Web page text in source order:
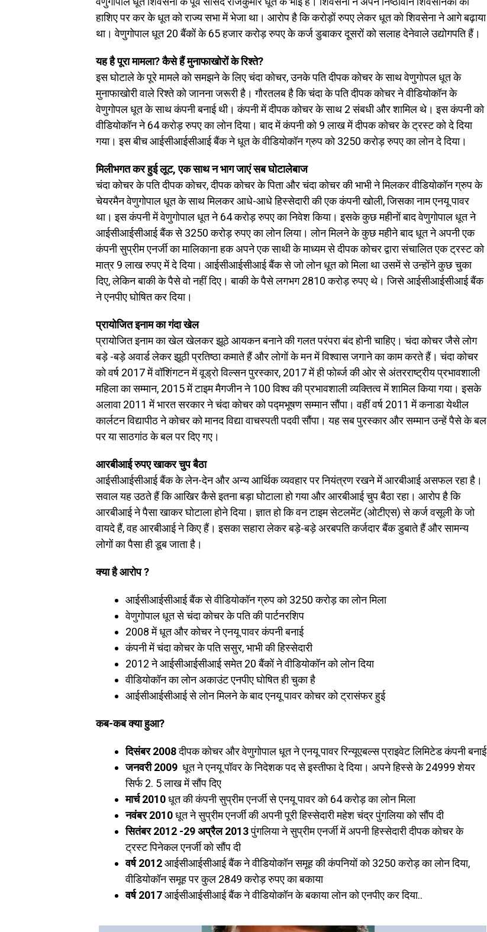
हाशिए पर कर के धूत को राज्य सभा में भेजा था। आरोप है कि करोड़ों रुपए लेकर धूत को शिवसेना ने आगे बढ़ाया
था। वेणुगोपाल धूत 20 बैंकों के 65 हजार करोड़ रुपए के कर्ज डुबाकर दूसरों को सलाह देनेवाले उद्योगपति हैं।
यह है पूरा मामला? कैसे हैं मुनाफाखोरों के रिश्ते?
इस घोटाले के पूरे मामले को समझने के लिए चंदा कोचर, उनके पति दीपक कोचर के साथ वेणुगोपल धूत के
मुनाफाखोरी वाले रिश्ते को जानना जरूरी है। गौरतलब है कि चंदा के पति दीपक कोचर ने वीडियोकॉन के
वेणुगोपल धूत के साथ कंपनी बनाई थी। कंपनी में दीपक कोचर के साथ 2 संबधी और शामिल थे। इस कंपनी को
वीडियोकॉन ने 64 करोड़ रुपए का लोन दिया। बाद में कंपनी को 9 लाख में दीपक कोचर के ट्रस्ट को दे दिया
गया। इस बीच आईसीआईसीआई बैंक ने धूत के वीडियोकॉन ग्रुप को 3250 करोड़ रुपए का लोन दे दिया।
मिलीभगत कर हुई लूट, एक साथ न भाग जाएं सब घोटालेबाज
चंदा कोचर के पति दीपक कोचर, दीपक कोचर के पिता और चंदा कोचर की भाभी ने मिलकर वीडियोकॉन ग्रुप के
चेयरमैन वेणुगोपाल धूत के साथ मिलकर आधे-आधे हिस्सेदारी की एक कंपनी खोली, जिसका नाम एनयू पावर
था। इस कंपनी में वेणुगोपाल धूत ने 64 करोड़ रुपए का निवेश किया। इसके कुछ महीनों बाद वेणुगोपाल धूत ने
आईसीआईसीआई बैंक से 3250 करोड़ रुपए का लोन लिया। लोन मिलने के कुछ महीने बाद धूत ने अपनी एक
कंपनी सुप्रीम एनर्जी का मालिकाना हक अपने एक साथी के माध्यम से दीपक कोचर द्वारा संचालित एक ट्रस्ट को
मात्र 9 लाख रुपए में दे दिया। आईसीआईसीआई बैंक से जो लोन धूत को मिला था उसमें से उन्होंने कुछ चुका
दिए, लेकिन बाकी के पैसे वो नहीं दिए। बाकी के पैसे लगभग 2810 करोड़ रुपए थे। जिसे आईसीआईसीआई बैंक
ने एनपीए घोषित कर दिया।
प्रायोजित इनाम का गंदा खेल
प्रायोजित इनाम का खेल खेलकर झूठे आयकन बनाने की गलत परंपरा बंद होनी चाहिए। चंदा कोचर जैसे लोग
बड़े -बड़े अवार्ड लेकर झूठी प्रतिष्ठा कमाते हैं और लोगों के मन में विश्वास जगाने का काम करते हैं। चंदा कोचर
को वर्ष 2017 में वॉशिंगटन में वूड्रो विल्सन पुरस्कार, 2017 में ही फोर्ब्ज की ओर से अंतरराष्ट्रीय प्रभावशाली
महिला का सम्मान, 2015 में टाइम मैगजीन ने 100 विश्व की प्रभावशाली व्यक्तित्व में शामिल किया गया। इसके
अलावा 2011 में भारत सरकार ने चंदा कोचर को पद्मभूषण सम्मान सौंपा। वहीं वर्ष 2011 में कनाडा येथील
कार्लटन विद्यापीठ ने कोचर को मानद विद्या वाचस्पती पदवी सौंपा। यह सब पुरस्कार और सम्मान उन्हें पैसे के बल
पर या साठगांठ के बल पर दिए गए।
आरबीआई रुपए खाकर चुप बैठा
आईसीआईसीआई बैंक के लेन-देन और अन्य आर्थिक व्यवहार पर नियंत्रण रखने में आरबीआई असफल रहा है।
सवाल यह उठते हैं कि आखिर कैसे इतना बड़ा घोटाला हो गया और आरबीआई चुप बैठा रहा। आरोप है कि
आरबीआई ने पैसा खाकर घोटाला होने दिया। ज्ञात हो कि वन टाइम सेटलमेंट (ओटीएस) से कर्ज वसूली के जो
वायदे हैं, वह आरबीआई ने किए हैं। इसका सहारा लेकर बड़े-बड़े अरबपति कर्जदार बैंक डुबाते हैं और सामन्य
लोगों का पैसा ही डूब जाता है।
क्या है आरोप ?
आईसीआईसीआई बैंक से वीडियोकॉन ग्रुप को 3250 करोड़ का लोन मिला
वेणुगोपाल धूत से चंदा कोचर के पति की पार्टनरशिप
2008 में धूत और कोचर ने एनयू पावर कंपनी बनाई
कंपनी में चंदा कोचर के पति ससुर, भाभी की हिस्सेदारी
2012 ने आईसीआईसीआई समेत 20 बैंकों ने वीडियोकॉन को लोन दिया
वीडियोकॉन का लोन अकाउंट एनपीए घोषित ही चुका है
आईसीआईसीआई से लोन मिलने के बाद एनयू पावर कोचर को ट्रासंफर हुई
कब-कब क्या हुआ?
दिसंबर 2008दीपक कोचर और वेणुगोपाल धूत ने एनयू पावर रिन्यूएबल्स प्राइवेट लिमिटेड कंपनी बनाई
जनवरी 2009 धूत ने एनयू पॉवर के निदेशक पद से इस्तीफा दे दिया। अपने हिस्से के 24999 शेयर
सिर्फ 2. 5 लाख में सौंप दिए
मार्च 2010धूत की कंपनी सुप्रीम एनर्जी से एनयू पावर को 64 करोड़ का लोन मिला
नवंबर 2010धूत ने सुप्रीम एनर्जी की अपनी पूरी हिस्सेदारी महेश चंद्र पुंगलिया को सौंप दी
सितंबर 2012 -29 अप्रैल 2013पुंगलिया ने सुप्रीम एनर्जी में अपनी हिस्सेदारी दीपक कोचर के
ट्रस्ट पिनेकल एनर्जी को सौंप दी
वर्ष 2012आईसीआईसीआई बैंक ने वीडियोकॉन समूह की कंपनियों को 3250 करोड़ का लोन दिया,
वीडियोकॉन समूह पर कुल 2849 करोड़ रुपए का बकाया
वर्ष 2017आईसीआईसीआई बैंक ने वीडियोकॉन के बकाया लोन को एनपीए कर दिया..